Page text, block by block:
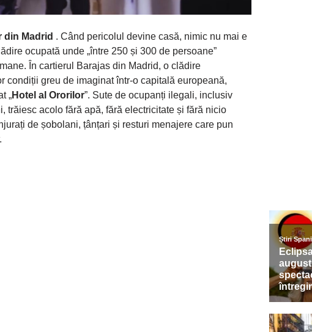
din Madrid . Când pericolul devine casă, nimic nu mai e
ocupată unde „între 250 și 300 de persoane”
În cartierul Barajas din Madrid, o clădire
condiții greu de imaginat într-o capitală europeană,
„Hotel al Ororilor”. Sute de ocupanți ilegali, inclusiv
trăiesc acolo fără apă, fără electricitate și fără nicio
de șobolani, țânțari și resturi menajere care pun